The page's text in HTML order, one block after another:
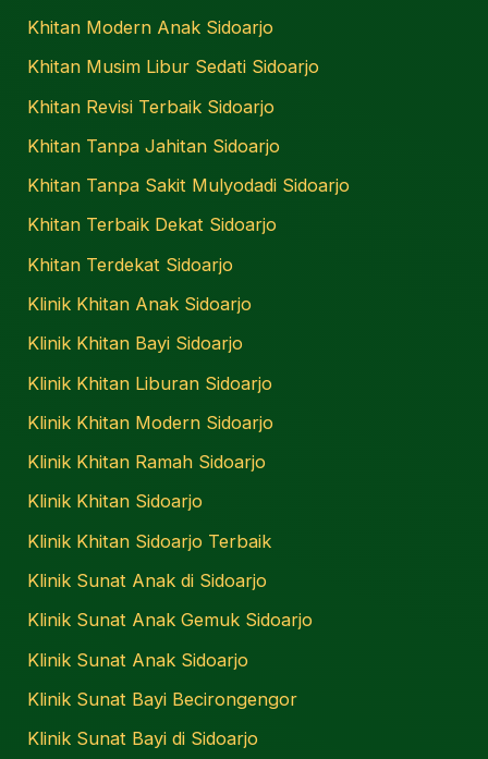
Khitan Modern Anak Sidoarjo
Khitan Musim Libur Sedati Sidoarjo
Khitan Revisi Terbaik Sidoarjo
Khitan Tanpa Jahitan Sidoarjo
Khitan Tanpa Sakit Mulyodadi Sidoarjo
Khitan Terbaik Dekat Sidoarjo
Khitan Terdekat Sidoarjo
Klinik Khitan Anak Sidoarjo
Klinik Khitan Bayi Sidoarjo
Klinik Khitan Liburan Sidoarjo
Klinik Khitan Modern Sidoarjo
Klinik Khitan Ramah Sidoarjo
Klinik Khitan Sidoarjo
Klinik Khitan Sidoarjo Terbaik
Klinik Sunat Anak di Sidoarjo
Klinik Sunat Anak Gemuk Sidoarjo
Klinik Sunat Anak Sidoarjo
Klinik Sunat Bayi Becirongengor
Klinik Sunat Bayi di Sidoarjo